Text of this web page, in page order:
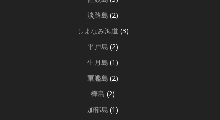
淡路島 (2)
しまなみ海道 (3)
平戸島 (2)
生月島 (1)
軍艦島 (2)
樺島 (2)
加部島 (1)